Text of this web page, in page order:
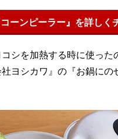
ーンピーラー』を詳しく
シを加熱する時に使った
ヨシカワ』の『お鍋にの